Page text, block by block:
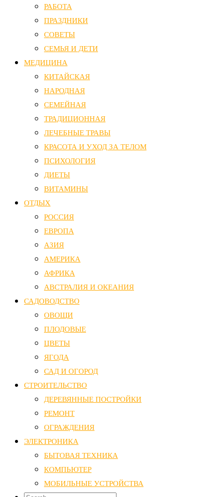
РАБОТА
ПРАЗДНИКИ
СОВЕТЫ
СЕМЬЯ И ДЕТИ
МЕДИЦИНА
КИТАЙСКАЯ
НАРОДНАЯ
СЕМЕЙНАЯ
ТРАДИЦИОННАЯ
ЛЕЧЕБНЫЕ ТРАВЫ
КРАСОТА И УХОД ЗА ТЕЛОМ
ПСИХОЛОГИЯ
ДИЕТЫ
ВИТАМИНЫ
ОТДЫХ
РОССИЯ
ЕВРОПА
АЗИЯ
АМЕРИКА
АФРИКА
АВСТРАЛИЯ И ОКЕАНИЯ
САДОВОДСТВО
ОВОЩИ
ПЛОДОВЫЕ
ЦВЕТЫ
ЯГОДА
САД И ОГОРОД
СТРОИТЕЛЬСТВО
ДЕРЕВЯННЫЕ ПОСТРОЙКИ
РЕМОНТ
ОГРАЖДЕНИЯ
ЭЛЕКТРОНИКА
БЫТОВАЯ ТЕХНИКА
КОМПЬЮТЕР
МОБИЛЬНЫЕ УСТРОЙСТВА